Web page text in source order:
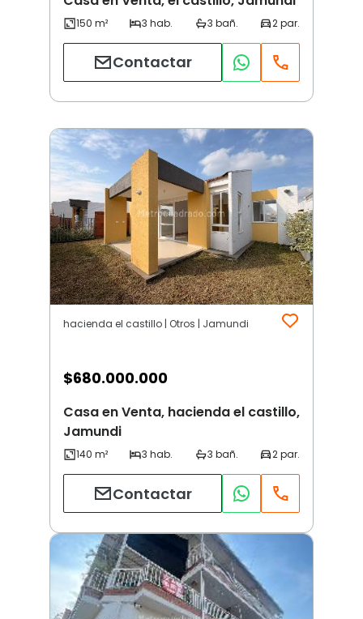
Contactar
hacienda el castillo | Otros | Jamundi
$680.000.000
Casa en Venta, hacienda el castillo,
Jamundi
Contactar